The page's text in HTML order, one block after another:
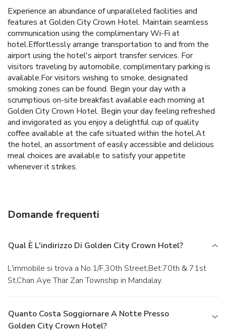
Experience an abundance of unparalleled facilities and
features at Golden City Crown Hotel. Maintain seamless
communication using the complimentary Wi-Fi at
hotel.Effortlessly arrange transportation to and from the
airport using the hotel's airport transfer services. For
visitors traveling by automobile, complimentary parking is
available.For visitors wishing to smoke, designated
smoking zones can be found. Begin your day with a
scrumptious on-site breakfast available each morning at
Golden City Crown Hotel. Begin your day feeling refreshed
and invigorated as you enjoy a delightful cup of quality
coffee available at the cafe situated within the hotel.At
the hotel, an assortment of easily accessible and delicious
meal choices are available to satisfy your appetite
whenever it strikes.
Domande frequenti
Qual È L'indirizzo Di Golden City Crown Hotel?
L'immobile si trova a No.1/F,30th Street,Bet:70th & 71st
St,Chan Aye Thar Zan Township in Mandalay.
Quanto Costa Soggiornare A Notte Presso
Golden City Crown Hotel?